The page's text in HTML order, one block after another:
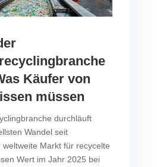
Käufer von
müssen
durchläuft
Wandel seit
Markt für recycelte
Wert im Jahr 2025 bei